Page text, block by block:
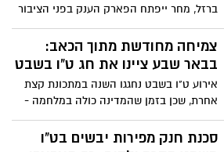
ברזל, מחר ייפתח הפארק הענק בפני הציבור
הנרחב עם מחירי הרצה מיוחדים. כל הפרטים
בכתבה
צמיחה מחודשת מתוך הכאב:
בבאר שבע ציינו את חג ט"ו בשבט
אירוע ט"ו בשבט נחגגו השנה במתכונת קצת
אחרת, שכן בזמן שהמדינה כולה במלחמה -
משמעותו של החג נוגעת לפריחה וצמיחה
מחדש. בתוך כך, במגוון רחב של בתי ספר,
סכנת חנק מפירות יבשים בט"ו